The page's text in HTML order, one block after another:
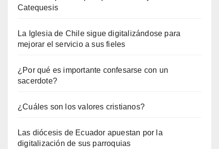
Catequesis
La Iglesia de Chile sigue digitalizándose para
mejorar el servicio a sus fieles
¿Por qué es importante confesarse con un
sacerdote?
¿Cuáles son los valores cristianos?
Las diócesis de Ecuador apuestan por la
digitalización de sus parroquias